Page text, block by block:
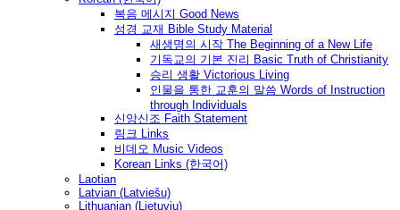
복음 메시지 Good News
성경 교재 Bible Study Material
새생명의 시작 The Beginning of a New Life
기독교의 기본 진리 Basic Truth of Christianity
승리 생활 Victorious Living
인물을 통한 교훈의 말씀 Words of Instruction
through Individuals
신앙신조 Faith Statement
링크 Links
비데오 Music Videos
Korean Links (한국어)
Laotian
Latvian (Latviešu)
Lithuanian (Lietuvių)